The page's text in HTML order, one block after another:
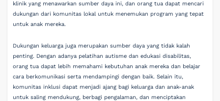
klinik yang menawarkan sumber daya ini, dan orang tua dapat mencari
dukungan dari komunitas lokal untuk menemukan program yang tepat
untuk anak mereka.
Dukungan keluarga juga merupakan sumber daya yang tidak kalah
penting. Dengan adanya pelatihan autisme dan edukasi disabilitas,
orang tua dapat lebih memahami kebutuhan anak mereka dan belajar
cara berkomunikasi serta mendampingi dengan baik. Selain itu,
komunitas inklusi dapat menjadi ajang bagi keluarga dan anak-anak
untuk saling mendukung, berbagi pengalaman, dan menciptakan